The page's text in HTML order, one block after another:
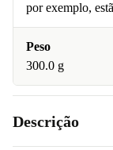
por exemplo,
Peso
300.0 g
Descrição